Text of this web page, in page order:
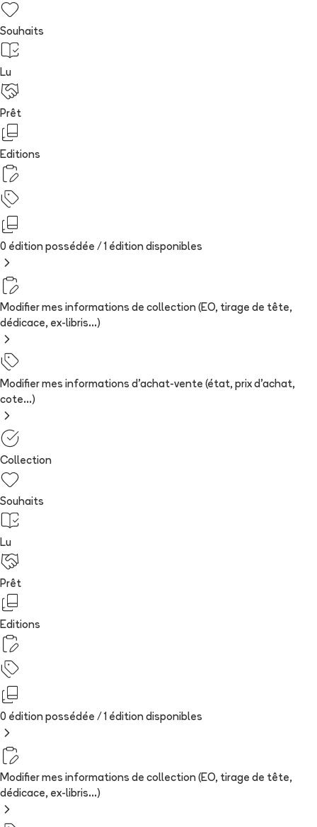
Souhaits
Lu
Prêt
Editions
0 édition possédée / 1 édition disponibles
Modifier mes informations de collection (EO, tirage de tête,
dédicace, ex-libris...)
Modifier mes informations d'achat-vente (état, prix d'achat,
cote...)
Collection
Souhaits
Lu
Prêt
Editions
0 édition possédée / 1 édition disponibles
Modifier mes informations de collection (EO, tirage de tête,
dédicace, ex-libris...)